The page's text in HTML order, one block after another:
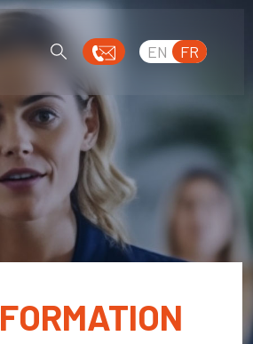
EN FR
FORMATION